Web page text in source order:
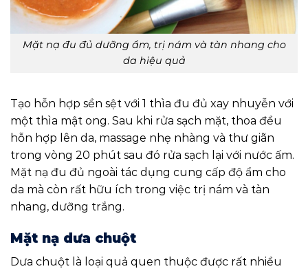
Mặt nạ đu đủ dưỡng ẩm, trị nám và tàn nhang cho
da hiệu quả
Tạo hỗn hợp sền sệt với 1 thìa đu đủ xay nhuyễn với
một thìa mật ong. Sau khi rửa sạch mặt, thoa đều
hỗn hợp lên da, massage nhẹ nhàng và thư giãn
trong vòng 20 phút sau đó rửa sạch lại với nước ấm.
Mặt nạ đu đủ ngoài tác dụng cung cấp độ ẩm cho
da mà còn rất hữu ích trong việc trị nám và tàn
nhang, dưỡng trắng.
Mặt nạ dưa chuột
Dưa chuột là loại quả quen thuộc được rất nhiều